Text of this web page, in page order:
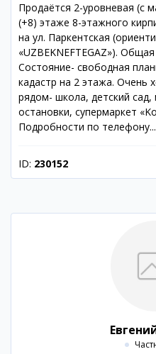
Продаётся 2-уровневая (с
(+8) этаже 8-этажного
на ул. Паркентская
«UZBEKNEFTEGAZ»).
Состояние- свободная
кадастр на 2 этажа. Очень
рядом- школа, детский
остановки, супермаркет
Подробности по
ID: 230152